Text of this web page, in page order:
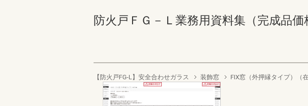
防火戸ＦＧ－Ｌ業務用資料集（完成品
【防火戸FG-L】安全合わせガラス 装飾窓 FIX窓（外押縁タイプ）（